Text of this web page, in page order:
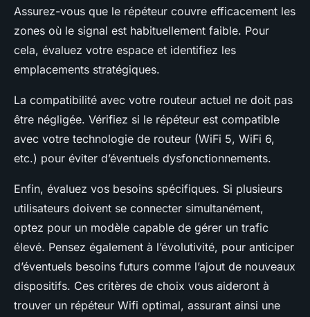
Assurez-vous que le répéteur couvre efficacement les
zones où le signal est habituellement faible. Pour
cela, évaluez votre espace et identifiez les
emplacements stratégiques.
La compatibilité avec votre routeur actuel ne doit pas
être négligée. Vérifiez si le répéteur est compatible
avec votre technologie de routeur (WiFi 5, WiFi 6,
etc.) pour éviter d’éventuels dysfonctionnements.
Enfin, évaluez vos besoins spécifiques. Si plusieurs
utilisateurs doivent se connecter simultanément,
optez pour un modèle capable de gérer un trafic
élevé. Pensez également à l’évolutivité, pour anticiper
d’éventuels besoins futurs comme l’ajout de nouveaux
dispositifs. Ces critères de choix vous aideront à
trouver un répéteur Wifi optimal, assurant ainsi une